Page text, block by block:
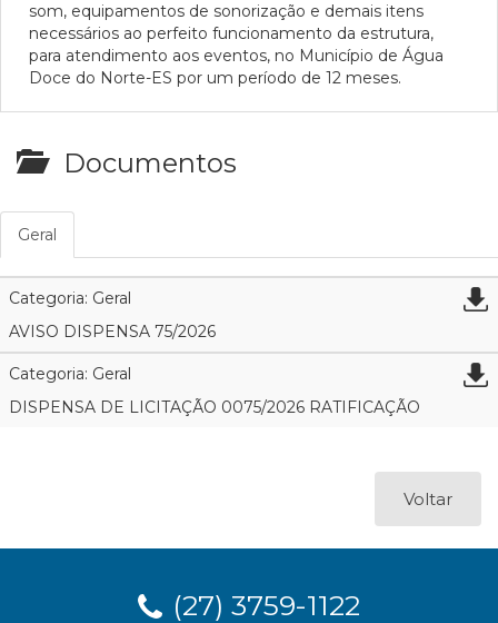
som, equipamentos de sonorização e demais itens
necessários ao perfeito funcionamento da estrutura,
para atendimento aos eventos, no Município de Água
Doce do Norte-ES por um período de 12 meses.
Documentos
Geral
Categoria: Geral
AVISO DISPENSA 75/2026
Categoria: Geral
DISPENSA DE LICITAÇÃO 0075/2026 RATIFICAÇÃO
Voltar
(27) 3759-1122